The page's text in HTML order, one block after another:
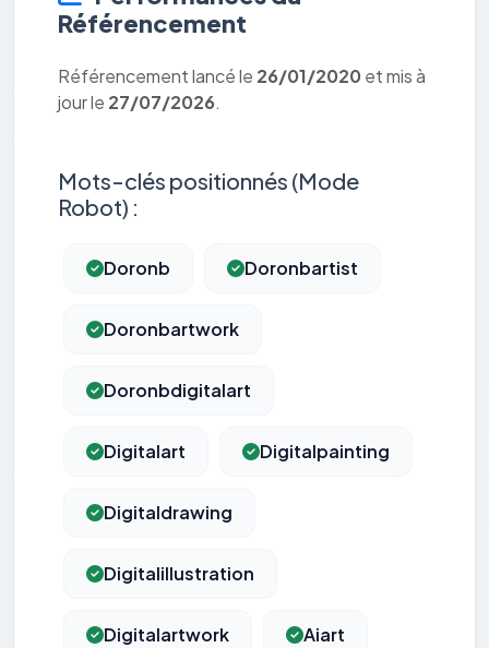
Référencement
Référencement lancé le 26/01/2020 et mis à
jour le 27/07/2026.
Mots-clés positionnés (Mode
Robot) :
Doronb Doronbartist
Doronbartwork
Doronbdigitalart
Digitalart Digitalpainting
Digitaldrawing
Digitalillustration
Digitalartwork Aiart